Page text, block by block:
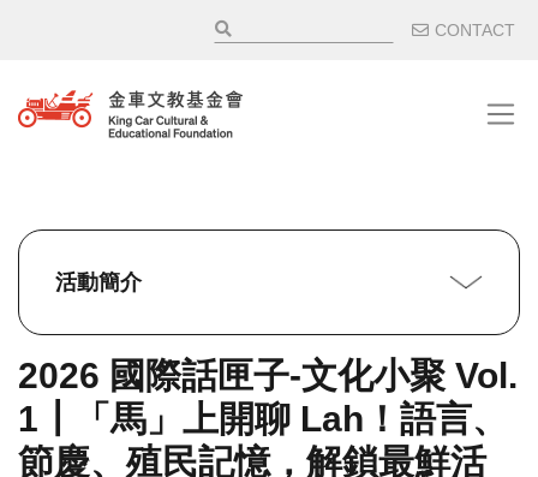
輔助選
CONTACT
活動簡介
2026 國際話匣子-文化小聚 Vol.
1┃「馬」上開聊 Lah！語言、
節慶、殖民記憶，解鎖最鮮活